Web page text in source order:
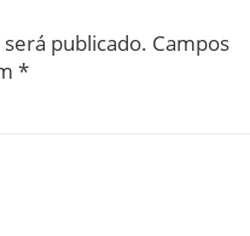
publicado. Campos
*